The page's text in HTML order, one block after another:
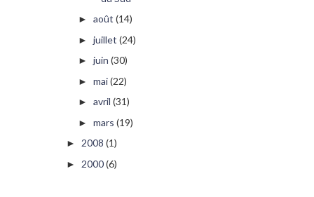
► août (14)
► juillet (24)
► juin (30)
► mai(22)
► avril (31)
► mars (19)
► 2008 (1)
► 2000(6)